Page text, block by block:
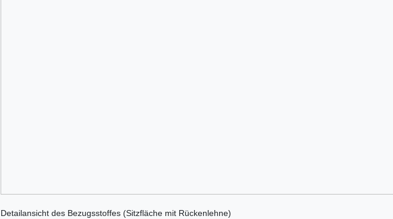
Detailansicht des Bezugsstoffes (Sitzfläche mit Rückenlehne)